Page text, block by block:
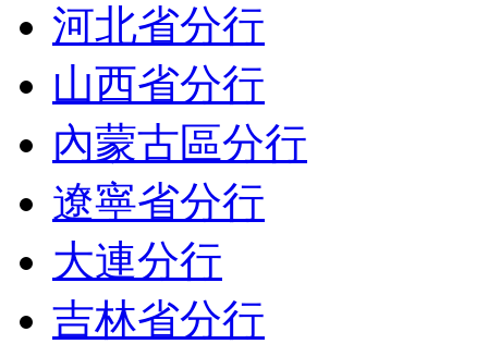
河北省分行
山西省分行
內蒙古區分行
遼寧省分行
大連分行
吉林省分行